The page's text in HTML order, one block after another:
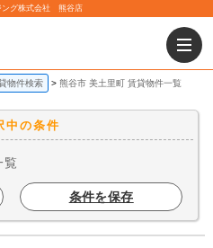
ング株式会社 熊谷店
物件検索 熊谷市 美土里町 賃貸物件一覧
中の条件
覧
条件を保存